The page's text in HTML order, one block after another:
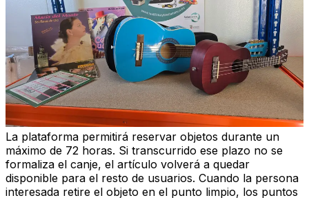
La plataforma permitirá reservar objetos durante un
máximo de 72 horas. Si transcurrido ese plazo no se
formaliza el canje, el artículo volverá a quedar
disponible para el resto de usuarios. Cuando la persona
interesada retire el objeto en el punto limpio, los puntos